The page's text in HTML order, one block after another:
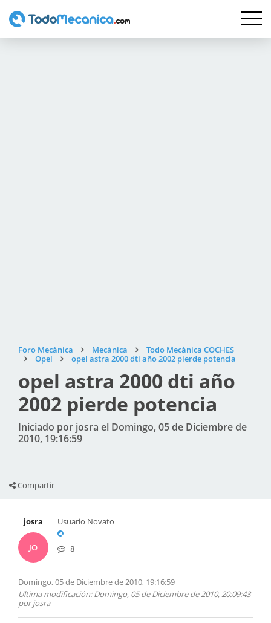
Foro Mecánica Mecánica
Todo Mecánica COCHES
Opel
opel astra 2000 dti año 2002 pierde potencia
opel astra 2000 dti año
2002 pierde potencia
Iniciado por josra el Domingo, 05 de Diciembre de
2010, 19:16:59
Compartir
josra
JO
Usuario Novato
8
Domingo, 05 de Diciembre de 2010, 19:16:59
Ultima modificación: Domingo, 05 de Diciembre de 2010, 20:09:43
por josra